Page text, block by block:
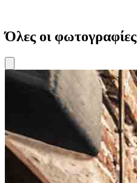
Όλες οι φωτογραφίες